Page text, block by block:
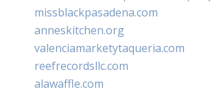
missblackpasadena.com
anneskitchen.org
valenciamarketytaqueria.com
reefrecordsllc.com
alawaffle.com